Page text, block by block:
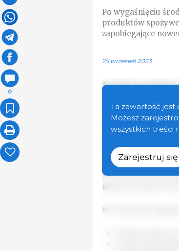
0
Po wygaśnięciu
produktów
zapobiegające
25 wrzesień 2023
Komisja
koordynacyjnej,
Komisję
maja 2023 r.,
Konstruktywne
konkretne
płynny, a nawet
W rezultacie
Ta zawartość
Możesz
wszystkich treści
Zarejestruj się